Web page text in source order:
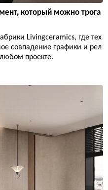
который можно трога
Livingceramics, где тех
совпадение графики и рел
проекте.